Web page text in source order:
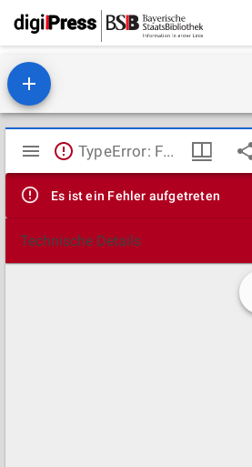
Mirador
Viewer
TypeError: Failed to fetch
Es ist ein Fehler aufgetreten
Technische Details